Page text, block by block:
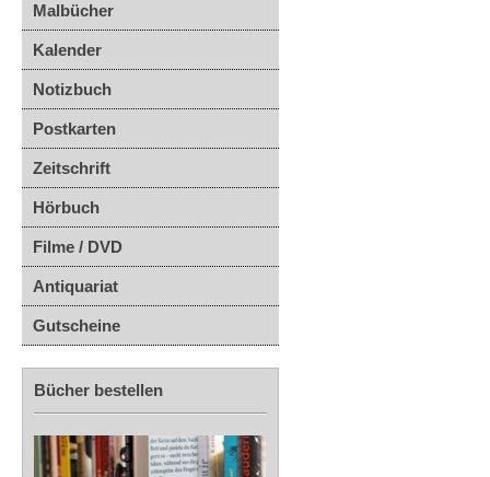
Malbücher
Kalender
Notizbuch
Postkarten
Zeitschrift
Hörbuch
Filme / DVD
Antiquariat
Gutscheine
Bücher bestellen